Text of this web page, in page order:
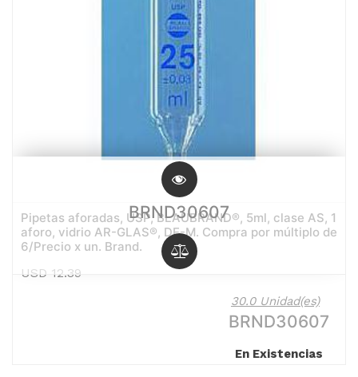
Pipetas aforadas, USP, BLAUBRAND®, 5ml, clase AS, 1
aforo, vidrio AR-GLAS®, DE-M. Compra por múltiplo de
6/Precio x un. Brand.
USD 12.39
BRND30607
30.0 Unidad(es)
BRND30607
En Existencias